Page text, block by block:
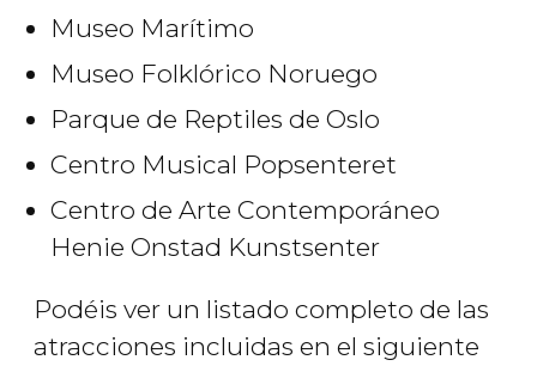
Museo Marítimo
Museo Folklórico Noruego
Parque de Reptiles de Oslo
Centro Musical Popsenteret
Centro de Arte Contemporáneo
Henie Onstad Kunstsenter
Podéis ver un listado completo de las
atracciones incluidas en el siguiente